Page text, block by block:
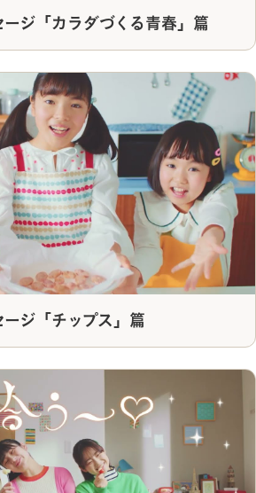
ージ「カラダづくる青春」篇
ージ「チップス」篇